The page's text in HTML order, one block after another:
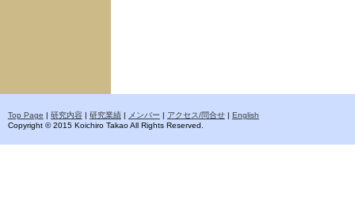
Top Page | 研究内容| 研究業績| メンバー | アクセス/問合せ| English
Copyright © 2015 Koichiro Takao All Rights Reserved.